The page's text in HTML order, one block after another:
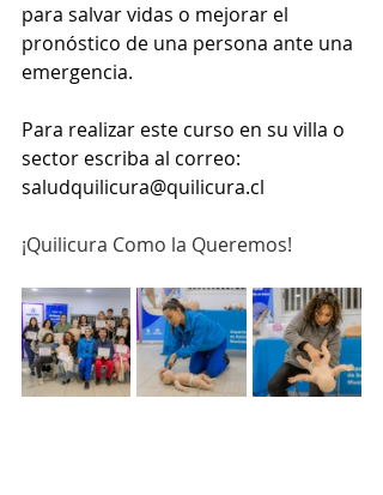
para salvar vidas o mejorar el
pronóstico de una persona ante una
emergencia.
Para realizar este curso en su villa o
sector escriba al correo:
saludquilicura@quilicura.cl
¡Quilicura Como la Queremos!